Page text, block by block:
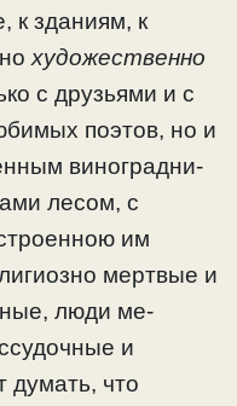
к зданиям, к
художественно
с друзьями и с
поэтов, но и
виноградни­
лесом, с
им
мертвые и
люди ме­
и
думать, что